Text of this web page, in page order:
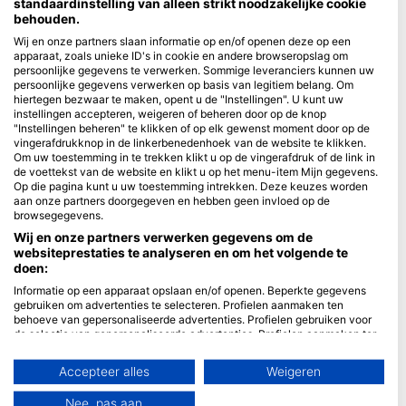
Blue Oceans
Veelgestelde vragen
Privacybeleid
Gebruiksvoorwaarden
Impressum
Lidmaatschap
Partner worden
HEAD Watersports
SSI
LiveAboard.com
Mares
Apeks
rEvo
standaardinstelling van alleen strikt noodzakelijke cookie
behouden.
Wij en onze partners slaan informatie op en/of openen deze op een
apparaat, zoals unieke ID's in cookie en andere browseropslag om
persoonlijke gegevens te verwerken. Sommige leveranciers kunnen uw
persoonlijke gegevens verwerken op basis van legitiem belang. Om
hiertegen bezwaar te maken, opent u de "Instellingen". U kunt uw
instellingen accepteren, weigeren of beheren door op de knop
"Instellingen beheren" te klikken of op elk gewenst moment door op de
vingerafdrukknop in de linkerbenedenhoek van de website te klikken.
Om uw toestemming in te trekken klikt u op de vingerafdruk of de link in
de voettekst van de website en klikt u op het menu-item Mijn gegevens.
Op die pagina kunt u uw toestemming intrekken. Deze keuzes worden
aan onze partners doorgegeven en hebben geen invloed op de
browsegegevens.
Wij en onze partners verwerken gegevens om de
websiteprestaties te analyseren en om het volgende te
doen:
Informatie op een apparaat opslaan en/of openen. Beperkte gegevens
gebruiken om advertenties te selecteren. Profielen aanmaken ten
behoeve van gepersonaliseerde advertenties. Profielen gebruiken voor
de selectie van gepersonaliseerde advertenties. Profielen aanmaken ter
gepersonaliseerde content. De prestaties van advertenties meten.
Contentprestaties meten. Publieksgroepen begrijpen aan de hand van
statistieken of combinaties van gegevens uit verschillende bronnen.
Accepteer alles Weigeren
Nee, pas aan